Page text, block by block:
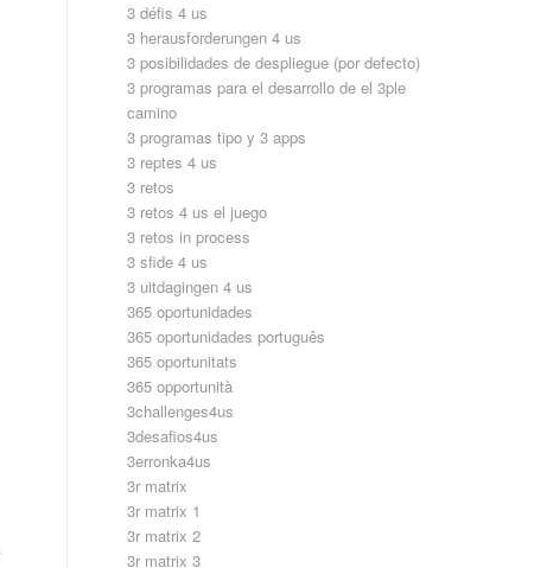
3 défis 4 us
3 herausforderungen 4 us
3 posibilidades de despliegue (por defecto)
3 programas para el desarrollo de el 3ple
camino
3 programas tipo y 3 apps
3 reptes 4 us
3 retos
3 retos 4 us el juego
3 retos in process
3 sfide 4 us
3 uitdagingen 4 us
365 oportunidades
365 oportunidades português
365 oportunitats
365 opportunità
3challenges4us
3desafios4us
3erronka4us
3r matrix
3r matrix 1
3r matrix 2
3r matrix 3